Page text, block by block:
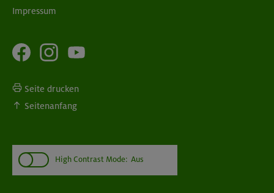
Impressum
Seite drucken
Seitenanfang
High Contrast Mode: Aus